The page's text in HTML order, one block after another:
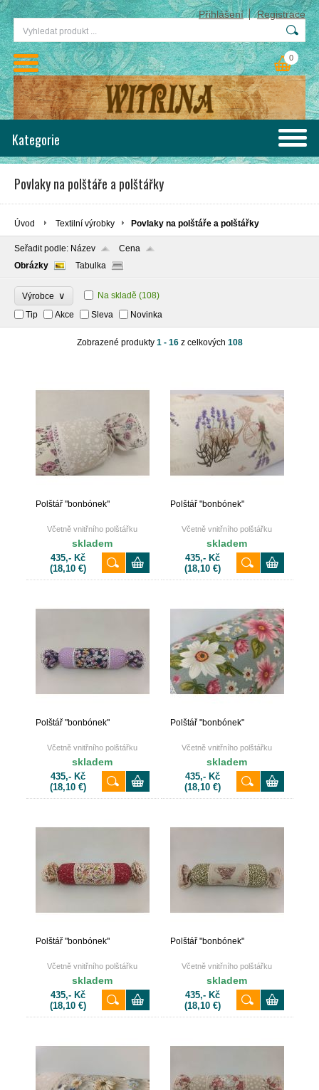
Přihlášení Registrace
0
Kategorie
Povlaky na polštáře a polštářky
Úvod Textilní výrobky Povlaky na polštáře a polštářky
Seřadit podle: Název
Cena
Obrázky
Tabulka
Výrobce ∨ Na skladě (108)
Tip
Akce Sleva Novinka
Zobrazené produkty 1 - 16z celkových 108
Polštář "bonbónek"
Včetně vnitřního polštářku
skladem
435,- Kč
(18,10 €)
Polštář "bonbónek"
Včetně vnitřního polštářku
skladem
435,- Kč
(18,10 €)
Polštář "bonbónek"
Včetně vnitřního polštářku
skladem
435,- Kč
(18,10 €)
Polštář "bonbónek"
Včetně vnitřního polštářku
skladem
435,- Kč
(18,10 €)
Polštář "bonbónek"
Včetně vnitřního polštářku
skladem
435,- Kč
(18,10 €)
Polštář "bonbónek"
Včetně vnitřního polštářku
skladem
435,- Kč
(18,10 €)